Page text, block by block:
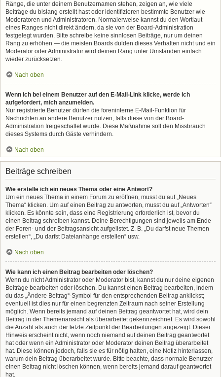
Ränge, die unter deinem Benutzernamen stehen, zeigen an, wie viele
Beiträge du bislang erstellt hast oder identifizieren bestimmte Benutzer wie
Moderatoren und Administratoren. Normalerweise kannst du den Wortlaut
eines Ranges nicht direkt ändern, da sie von der Board-Administration
festgelegt wurden. Bitte schreibe keine sinnlosen Beiträge, nur um deinen
Rang zu erhöhen — die meisten Boards dulden dieses Verhalten nicht und ein
Moderator oder Administrator wird deinen Rang unter Umständen einfach
wieder zurücksetzen.
Nach oben
Wenn ich bei einem Benutzer auf den E-Mail-Link klicke, werde ich
aufgefordert, mich anzumelden.
Nur registrierte Benutzer dürfen die foreninterne E-Mail-Funktion für
Nachrichten an andere Benutzer nutzen, falls diese von der Board-
Administration freigeschaltet wurde. Diese Maßnahme soll den Missbrauch
dieses Systems durch Gäste verhindern.
Nach oben
Beiträge schreiben
Wie erstelle ich ein neues Thema oder eine Antwort?
Um ein neues Thema in einem Forum zu eröffnen, musst du auf „Neues
Thema“ klicken. Um auf einen Beitrag zu antworten, musst du auf „Antworten“
klicken. Es könnte sein, dass eine Registrierung erforderlich ist, bevor du
einen Beitrag schreiben kannst. Deine Berechtigungen sind jeweils am Ende
der Foren- und der Beitragsansicht aufgelistet. Z. B. „Du darfst neue Themen
erstellen“, „Du darfst Dateianhänge erstellen“ usw.
Nach oben
Wie kann ich einen Beitrag bearbeiten oder löschen?
Wenn du nicht Administrator oder Moderator bist, kannst du nur deine eigenen
Beiträge bearbeiten oder löschen. Du kannst einen Beitrag bearbeiten, indem
du das „Ändere Beitrag“-Symbol für den entsprechenden Beitrag anklickst;
eventuell ist dies nur für einen begrenzten Zeitraum nach seiner Erstellung
möglich. Wenn bereits jemand auf deinen Beitrag geantwortet hat, wird dein
Beitrag in der Themenansicht als überarbeitet gekennzeichnet. Es wird sowohl
die Anzahl als auch der letzte Zeitpunkt der Bearbeitungen angezeigt. Dieser
Hinweis erscheint nicht, wenn noch niemand auf deinen Beitrag geantwortet
hat oder wenn ein Administrator oder Moderator deinen Beitrag überarbeitet
hat. Diese können jedoch, falls sie es für nötig halten, eine Notiz hinterlassen,
warum dein Beitrag überarbeitet wurde. Bitte beachte, dass normale Benutzer
einen Beitrag nicht löschen können, wenn bereits jemand darauf geantwortet
hat.